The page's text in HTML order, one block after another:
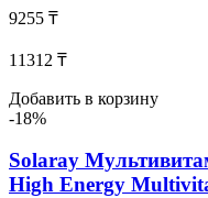
9255 ₸
11312 ₸
Добавить в корзину
-18%
Solaray
High Energy